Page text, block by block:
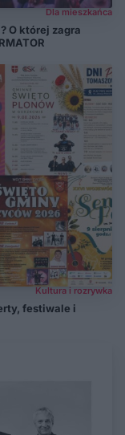
Dla mieszkańca
O której zagra
Kultura i rozrywka
festiwale i